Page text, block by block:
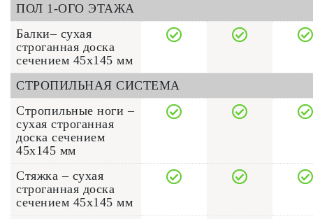
ПОЛ 1-ОГО ЭТАЖА
Балки– сухая
строганная доска
сечением 45x145 мм
СТРОПИЛЬНАЯ СИСТЕМА
Стропильные ноги –
сухая строганная
доска сечением
45x145 мм
Стяжка – сухая
строганная доска
сечением 45x145 мм